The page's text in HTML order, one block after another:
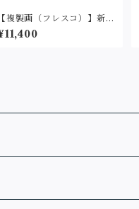
複製画（フレスコ）】新
なる世界へ（2L判サイ
）